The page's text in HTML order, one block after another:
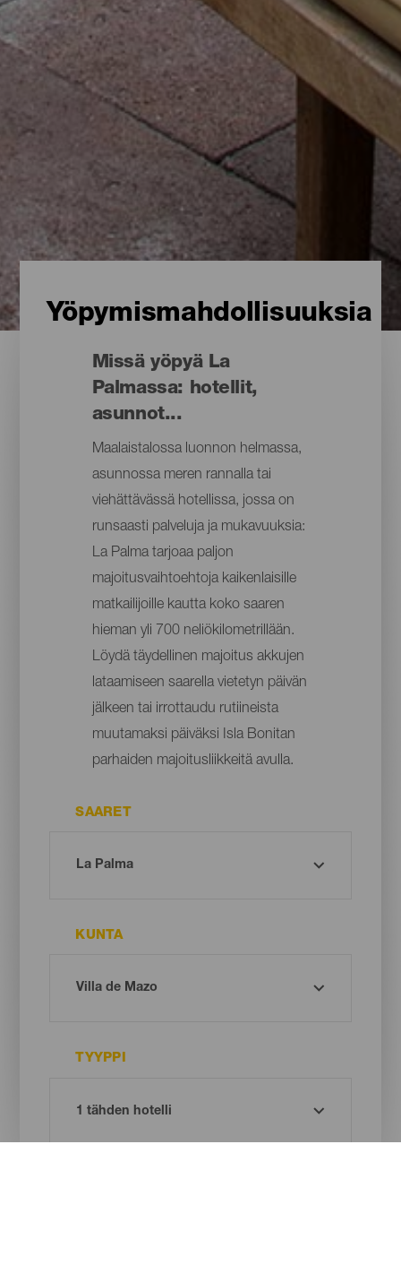
Yöpymismahdollisuuksia
Missä yöpyä La
Palmassa: hotellit,
asunnot...
Maalaistalossa luonnon helmassa,
asunnossa meren rannalla tai
viehättävässä hotellissa, jossa on
runsaasti palveluja ja mukavuuksia:
La Palma tarjoaa paljon
majoitusvaihtoehtoja kaikenlaisille
matkailijoille kautta koko saaren
hieman yli 700 neliökilometrillään.
Löydä täydellinen majoitus akkujen
lataamiseen saarella vietetyn päivän
jälkeen tai irrottaudu rutiineista
muutamaksi päiväksi Isla Bonitan
parhaiden majoitusliikkeitä avulla.
SAARET
KUNTA
TYYPPI